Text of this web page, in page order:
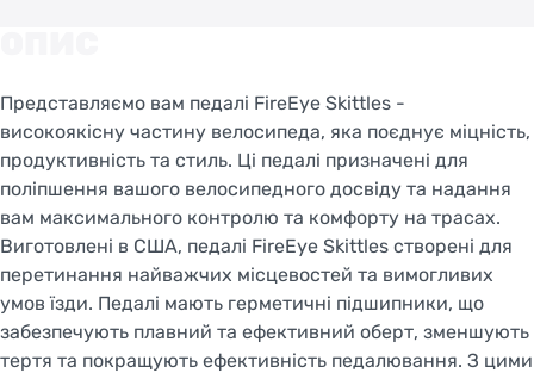
Представляємо вам педалі FireEye Skittles -
високоякісну частину велосипеда, яка поєднує міцність,
продуктивність та стиль. Ці педалі призначені для
поліпшення вашого велосипедного досвіду та надання
вам максимального контролю та комфорту на трасах.
Виготовлені в США, педалі FireEye Skittles створені для
перетинання найважчих місцевостей та вимогливих
умов їзди. Педалі мають герметичні підшипники, що
забезпечують плавний та ефективний оберт, зменшують
тертя та покращують ефективність педалювання. З цими